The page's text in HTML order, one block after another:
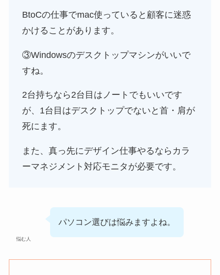
BtoCの仕事でmac使っていると顧客に迷惑
かけることがあります。
③Windowsのデスクトップマシンがいいで
すね。
2台持ちなら2台目はノートでもいいです
が、1台目はデスクトップでないと首・肩が
死にます。
また、真っ先にデザイン仕事やるならカラ
ーマネジメント対応モニタが必要です。
悩む人
パソコン選びは悩みますよね。